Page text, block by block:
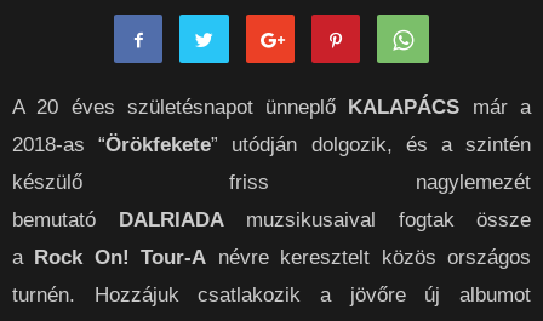
A 20 éves születésnapot ünneplő KALAPÁCS már a
2018-as “Örökfekete” utódján dolgozik, és a szintén
készülő friss nagylemezét
bemutató DALRIADAmuzsikusaival fogtak össze
a Rock On! Tour-A névre keresztelt közös országos
turnén. Hozzájuk csatlakozik a jövőre új albumot